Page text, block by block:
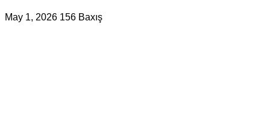
May 1, 2026 156 Baxış